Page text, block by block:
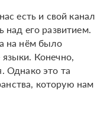
есть и свой канал
над его развитием.
на нём было
Конечно,
Однако это та
которую нам